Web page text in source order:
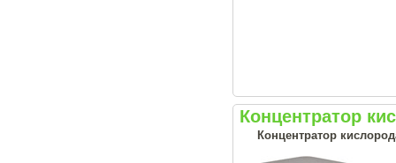
Концентратор
Концентратор